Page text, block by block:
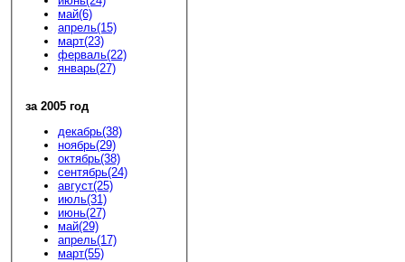
май(6)
апрель(15)
март(23)
ферваль(22)
январь(27)
за 2005 год
декабрь(38)
ноябрь(29)
октябрь(38)
сентябрь(24)
август(25)
июль(31)
июнь(27)
май(29)
апрель(17)
март(55)